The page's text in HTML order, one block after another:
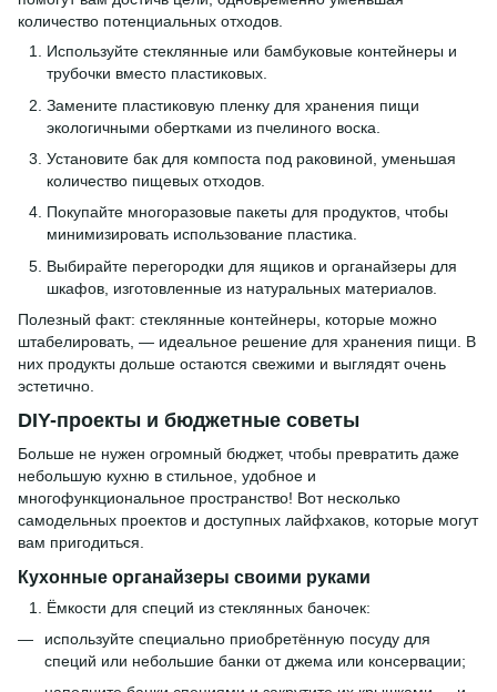
количество потенциальных отходов.
Используйте стеклянные или бамбуковые контейнеры и
трубочки вместо пластиковых.
Замените пластиковую пленку для хранения пищи
экологичными обертками из пчелиного воска.
Установите бак для компоста под раковиной, уменьшая
количество пищевых отходов.
Покупайте многоразовые пакеты для продуктов, чтобы
минимизировать использование пластика.
Выбирайте перегородки для ящиков и органайзеры для
шкафов, изготовленные из натуральных материалов.
Полезный факт: стеклянные контейнеры, которые можно
штабелировать, — идеальное решение для хранения пищи. В
них продукты дольше остаются свежими и выглядят очень
эстетично.
DIY-проекты и бюджетные советы
Больше не нужен огромный бюджет, чтобы превратить даже
небольшую кухню в стильное, удобное и
многофункциональное пространство! Вот несколько
самодельных проектов и доступных лайфхаков, которые могут
вам пригодиться.
Кухонные органайзеры своими руками
Ёмкости для специй из стеклянных баночек:
используйте специально приобретённую посуду для
специй или небольшие банки от джема или консервации;